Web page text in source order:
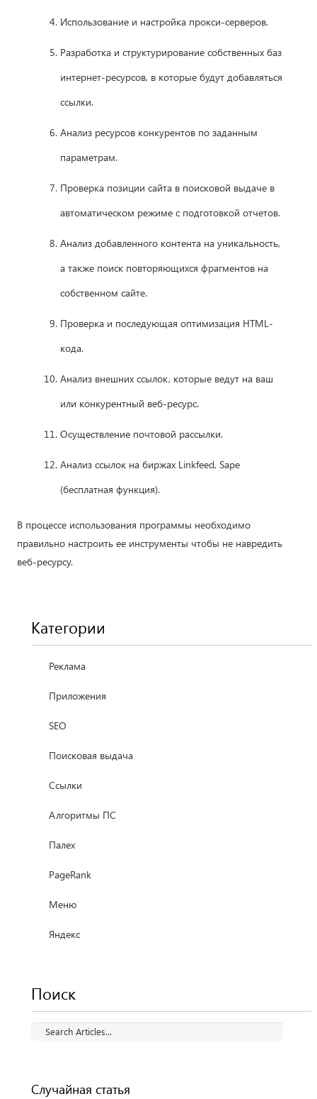
Использование и настройка прокси-серверов.
Разработка и структурирование собственных баз
интернет-ресурсов, в которые будут добавляться
ссылки.
Анализ ресурсов конкурентов по заданным
параметрам.
Проверка позиции сайта в поисковой выдаче в
автоматическом режиме с подготовкой отчетов.
Анализ добавленного контента на уникальность,
а также поиск повторяющихся фрагментов на
собственном сайте.
Проверка и последующая оптимизация HTML-
кода.
Анализ внешних ссылок, которые ведут на ваш
или конкурентный веб-ресурс.
Осуществление почтовой рассылки.
Анализ ссылок на биржах Linkfeed, Sape
(бесплатная функция).
В процессе использования программы необходимо
правильно настроить ее инструменты чтобы не навредить
веб-ресурсу.
Категории
Реклама
Приложения
SEO
Поисковая выдача
Ссылки
Алгоритмы ПС
Палех
PageRank
Меню
Яндекс
Поиск
Случайная статья